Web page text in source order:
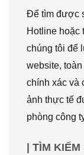
Để tìm được
Hotline hoặc
chúng tôi để
website,
chính xác và
ảnh thực tế
phòng công
| TÌM KIẾM